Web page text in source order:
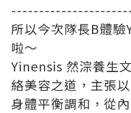
所以今次隊長B體
啦～
Yinensis 然淙養生
絡美容之道，主張
身體平衡調和，從